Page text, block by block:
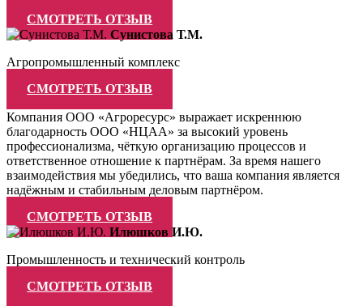
СМОТРЕТЬ ОТЗЫВ
Сунистова Т.М.
Агропромышленный комплекс
СМОТРЕТЬ ОТЗЫВ
Компания ООО «Агроресурс» выражает искреннюю
благодарность ООО «НЦАА» за высокий уровень
профессионализма, чёткую организацию процессов и
ответственное отношение к партнёрам. За время нашего
взаимодействия мы убедились, что ваша компания является
надёжным и стабильным деловым партнёром.
СМОТРЕТЬ ОТЗЫВ
Илюшков И.Ю.
Промышленность и технический контроль
СМОТРЕТЬ ОТЗЫВ